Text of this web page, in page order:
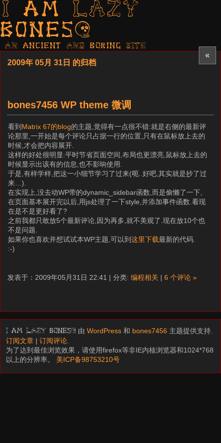
I am LAZY
bones?
AN ancient AND boring SITE
«
2009年 05月 31日 的归档
bones7456 WP theme 微调
看到Matrix 67的blog的主题,觉得有一点很不错:就是右侧的最新评
论那里,一开始是每个评论只占据一行的位置,只有在鼠标放上去的
时候,才会把内容展开.
这样的好处很明显:平时节省页面空间,布局也更漂亮,鼠标放上去的
时候显示出该有的信息,也不影响使用.
于是,有样学样,把这一小细节学习了过来(呃..好吧,其实就是抄了过
来…).
在实现上,没去动WP带的dynamic_sidebar函数,而是偷懒了一下,
在页面基本展开完以后,用js处理了一下style,并添加事件函数.看现
在是不是更好看了?
之前我都只敢放5个最新评论,因为再多,就不美观了.现在放10个也
不是问题.
如果你也喜欢并想试试本WP主题,可以到这里下载最新的代码.
:-)
发表于：2009年05月31日 22:41 | 分类: 编程相关 | 6 个评论 »
I am LAZY bones? 由WordPress 和 bones7456 主题提供支持.
订阅文章 |订阅评论
为了达到最佳浏览效果，请使用firefox等非IE内核浏览器和1024*768
以上的分辨率。 美ICP备98753210号